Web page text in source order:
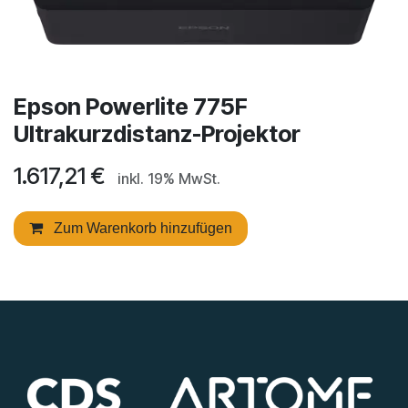
Epson Powerlite 775F
Ultrakurzdistanz-Projektor
1.617,21 € inkl. 19% MwSt.
Zum Warenkorb hinzufügen